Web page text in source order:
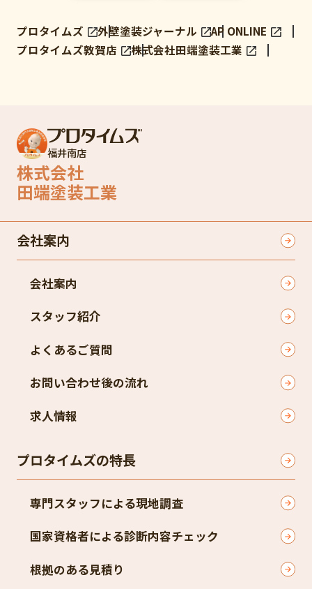
プロタイムズ 外壁塗装ジャーナル
AP ONLINE
プロタイムズ敦賀店
株式会社田端塗装工業
福井南店
株式会社
田端塗装工業
会社案内
会社案内
スタッフ紹介​
よくあるご質問​
お問い合わせ後の流れ​
求人情報
プロタイムズの特長
専門スタッフによる現地調査​
国家資格者による診断内容チェック​
根拠のある見積り​